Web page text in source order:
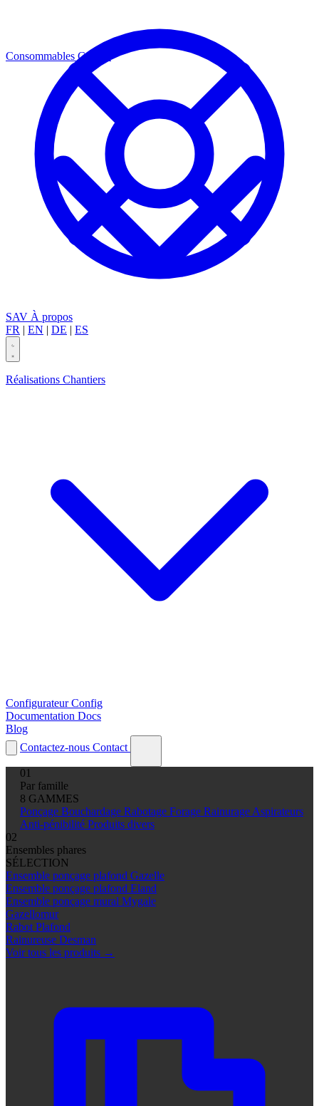
SAV À propos
FR | EN | DE | ES
Consommables Consos
Réalisations Chantiers
Configurateur Config
Documentation Docs
Blog
Contactez-nous Contact
01
Par famille
8 GAMMES
Ponçage Bouchardage Rabotage Forage Rainurage Aspirateurs
Anti-pénibilité Produits divers
02
Ensembles phares
SÉLECTION
Ensemble ponçage plafond Gazelle
Ensemble ponçage plafond Eland
Ensemble ponçage mural Mygale
Gazellomur
Rabot Plafond
Rainureuse Desman
Voir tous les produits →